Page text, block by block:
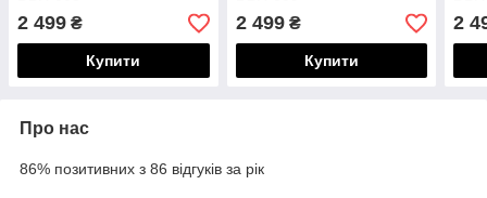
2 499 ₴
Купити
2 499₴
Купити
2
Про нас
86% позитивних з 86 відгуків за рік